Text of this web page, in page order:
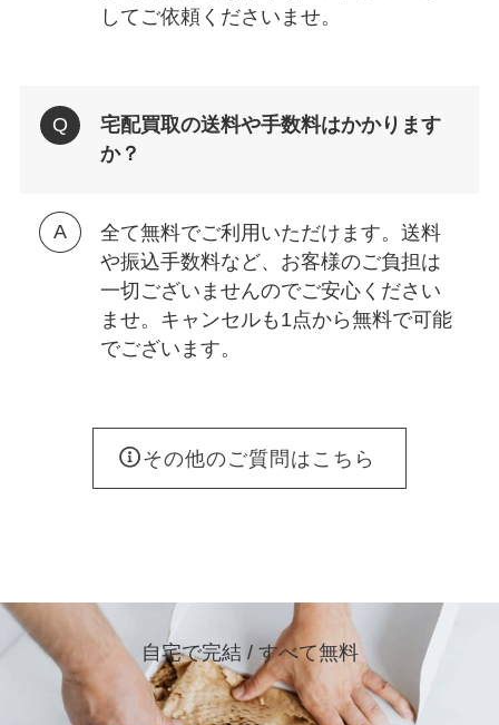
してご依頼くださいませ。
宅配買取の送料や手数料はかかります
か？
全て無料でご利用いただけます。送料
や振込手数料など、お客様のご負担は
一切ございませんのでご安心ください
ませ。キャンセルも1点から無料で可能
でございます。
その他のご質問はこちら
自宅で完結 / すべて無料